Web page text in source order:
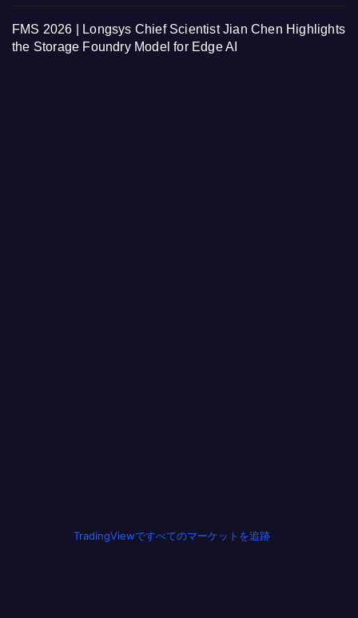
FMS 2026 | Longsys Chief Scientist Jian Chen Highlights
the Storage Foundry Model for Edge AI
TradingViewですべてのマーケットを追跡